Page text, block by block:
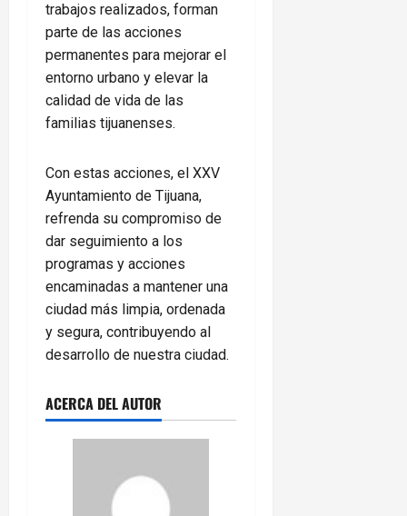
trabajos realizados, forman
parte de las acciones
permanentes para mejorar el
entorno urbano y elevar la
calidad de vida de las
familias tijuanenses.
Con estas acciones, el XXV
Ayuntamiento de Tijuana,
refrenda su compromiso de
dar seguimiento a los
programas y acciones
encaminadas a mantener una
ciudad más limpia, ordenada
y segura, contribuyendo al
desarrollo de nuestra ciudad.
ACERCA DEL AUTOR